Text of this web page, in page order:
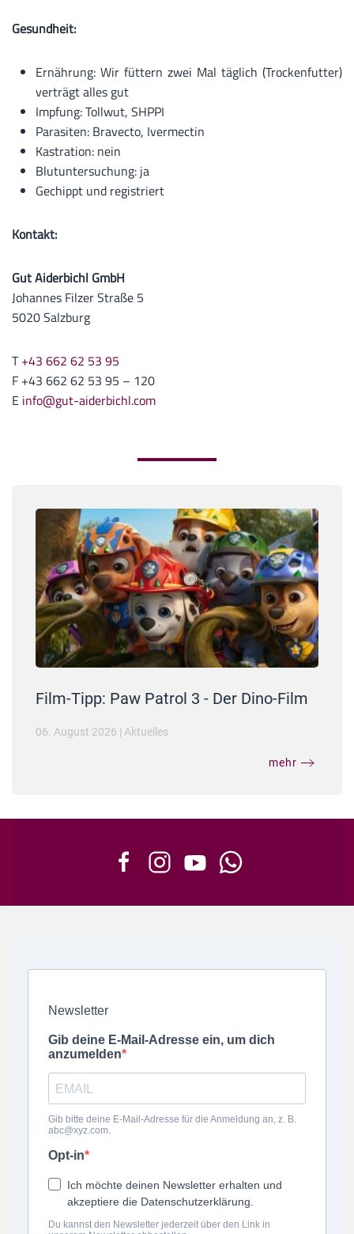
Gesundheit:
Ernährung: Wir füttern zwei Mal täglich (Trockenfutter)
verträgt alles gut
Impfung: Tollwut, SHPPI
Parasiten: Bravecto, Ivermectin
Kastration: nein
Blutuntersuchung: ja
Gechippt und registriert
Kontakt:
Gut Aiderbichl GmbH
Johannes Filzer Straße 5
5020 Salzburg
T+43 662 62 53 95
F +43 662 62 53 95 – 120
E info@gut-aiderbichl.com
Film-Tipp: Paw Patrol 3 - Der Dino-Film
06. August 2026 | Aktuelles
mehr